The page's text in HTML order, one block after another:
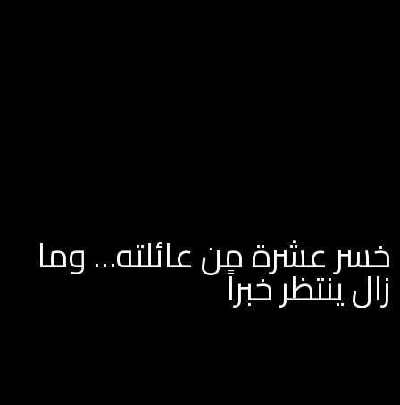
خسر عشرة من عائلته… وما
زال ينتظر خبراً